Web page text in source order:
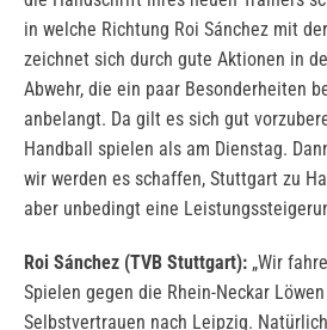
in welche Richtung Roi Sánchez mit
zeichnet sich durch gute Aktionen in
Abwehr, die ein paar Besonderheiten
anbelangt. Da gilt es sich gut
Handball spielen als am Dienstag.
wir werden es schaffen, Stuttgart zu
aber unbedingt eine
Roi Sánchez (TVB Stuttgart): „Wir
Spielen gegen die Rhein-Neckar
Selbstvertrauen nach Leipzig.